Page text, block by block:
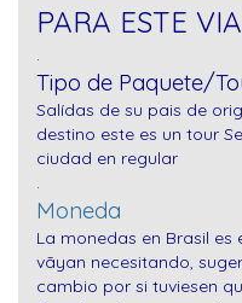
PARA ESTE
.
Tipo de Paquete/
Salídas de su pais de
destino este es un tour
ciudad en regular
.
Moneda
La monedas en Brasil es
vãyan necesitando,
cambio por si tuviesen